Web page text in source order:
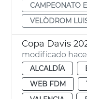
CAMPEONATO
VELÒDROM
Copa Davis
modificado
ALCALDÍA
WEB FDM